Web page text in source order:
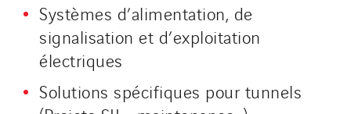
Systèmes d’alimentation, de
signalisation et d’exploitation
électriques
Solutions spécifiques pour tunnels